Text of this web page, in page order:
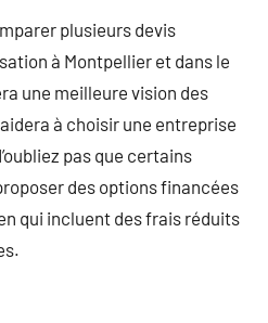
plusieurs devis
à Montpellier et dans le
une meilleure vision des
à choisir une entreprise
pas que certains
des options financées
qui incluent des frais réduits